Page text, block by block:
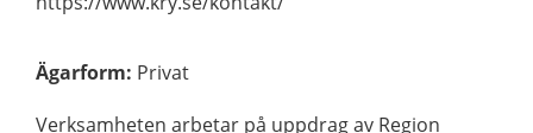
Ägarform: Privat
Verksamheten arbetar på uppdrag av Region